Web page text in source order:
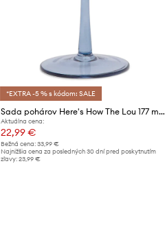
*EXTRA -5 % s kódom: SALE
Sada pohárov Here's How The Lou 177 ml 2-pak
Aktuálna cena:
22,99 €
Bežná cena: 33,99 €
Najnižšia cena za posledných 30 dní pred poskytnutím
zľavy: 23,99 €